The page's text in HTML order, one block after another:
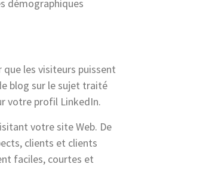
démographiques
les visiteurs puissent
blog sur le sujet traité
votre profil LinkedIn.
votre site Web. De
clients et clients
faciles, courtes et